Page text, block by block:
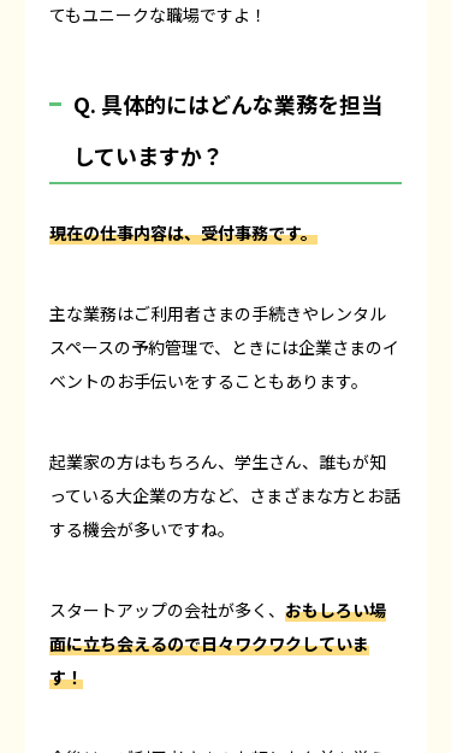
てもユニークな職場ですよ！
Q. 具体的にはどんな業務を担当
していますか？
現在の仕事内容は、受付事務です。
主な業務はご利用者さまの手続きやレンタル
スペースの予約管理で、ときには企業さまのイ
ベントのお手伝いをすることもあります。
起業家の方はもちろん、学生さん、誰もが知
っている大企業の方など、さまざまな方とお話
する機会が多いですね。
スタートアップの会社が多く、 おもしろい場
面に立ち会えるので日々ワクワクしていま
す！